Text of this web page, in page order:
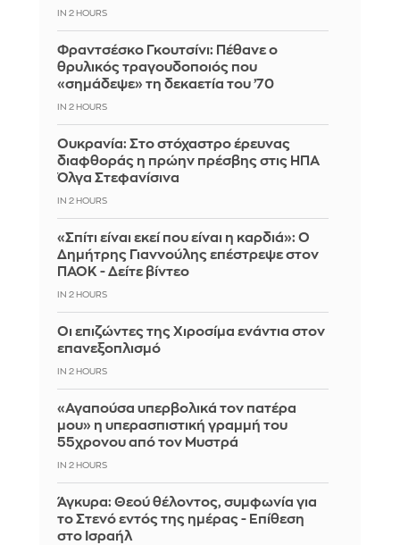
IN 2 HOURS
Φραντσέσκο Γκουτσίνι: Πέθανε ο
θρυλικός τραγουδοποιός που
«σημάδεψε» τη δεκαετία του ’70
IN 2 HOURS
Ουκρανία: Στο στόχαστρο έρευνας
διαφθοράς η πρώην πρέσβης στις ΗΠΑ
Όλγα Στεφανίσινα
IN 2 HOURS
«Σπίτι είναι εκεί που είναι η καρδιά»: Ο
Δημήτρης Γιαννούλης επέστρεψε στον
ΠΑΟΚ - Δείτε βίντεο
IN 2 HOURS
Οι επιζώντες της Χιροσίμα ενάντια στον
επανεξοπλισμό
IN 2 HOURS
«Αγαπούσα υπερβολικά τον πατέρα
μου» η υπερασπιστική γραμμή του
55χρονου από τον Μυστρά
IN 2 HOURS
Άγκυρα: Θεού θέλοντος, συμφωνία για
το Στενό εντός της ημέρας - Επίθεση
στο Ισραήλ